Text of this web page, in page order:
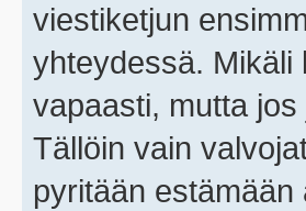
viestiketjun
yhteydessä. Mikäli
vapaasti, mutta
Tällöin vain
pyritään